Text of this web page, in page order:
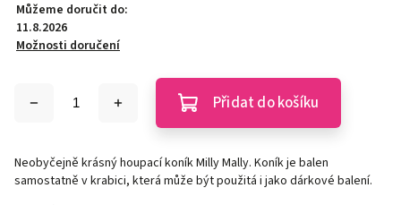
Můžeme doručit do:
11.8.2026
Možnosti doručení
Přidat do košíku
Neobyčejně krásný houpací koník Milly Mally. Koník je balen
samostatně v krabici, která může být použitá i jako dárkové balení.